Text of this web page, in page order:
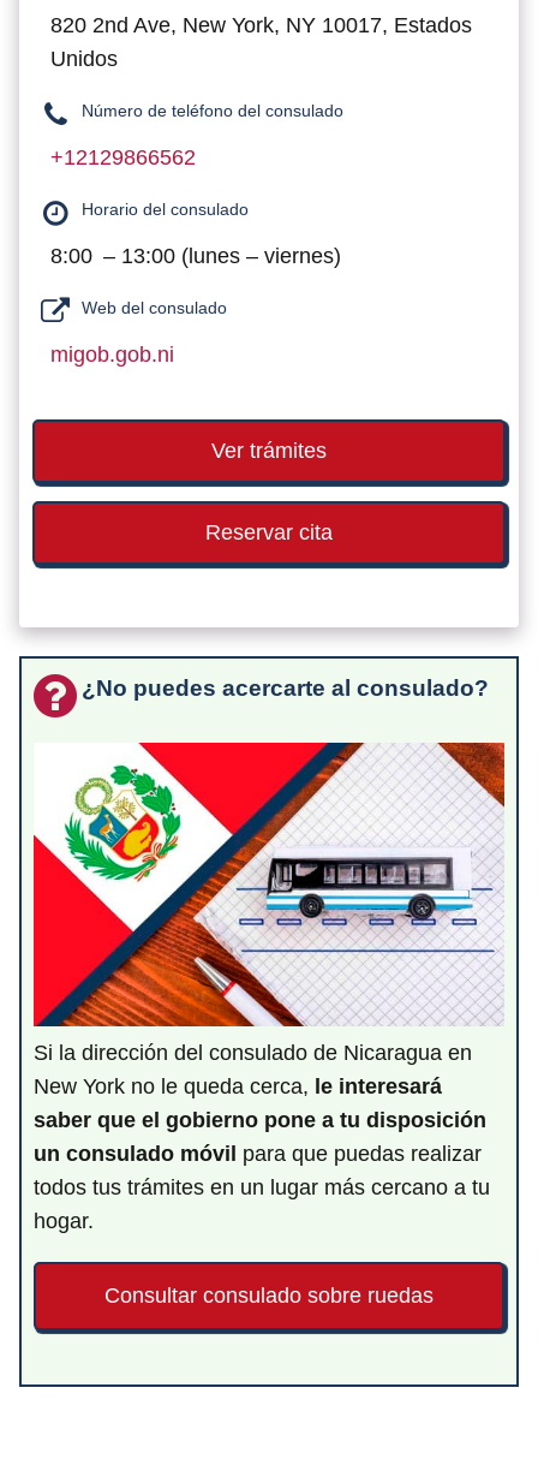
820 2nd Ave, New York, NY 10017, Estados
Unidos
Número de teléfono del consulado
+12129866562
Horario del consulado
8:00 – 13:00 (lunes – viernes)
Web del consulado
migob.gob.ni
Ver trámites
Reservar cita
¿No puedes acercarte al consulado?
Si la dirección del consulado de Nicaragua en
New York no le queda cerca, le interesará
saber que el gobierno pone a tu disposición
un consulado móvil para que puedas realizar
todos tus trámites en un lugar más cercano a tu
hogar.
Consultar consulado sobre ruedas